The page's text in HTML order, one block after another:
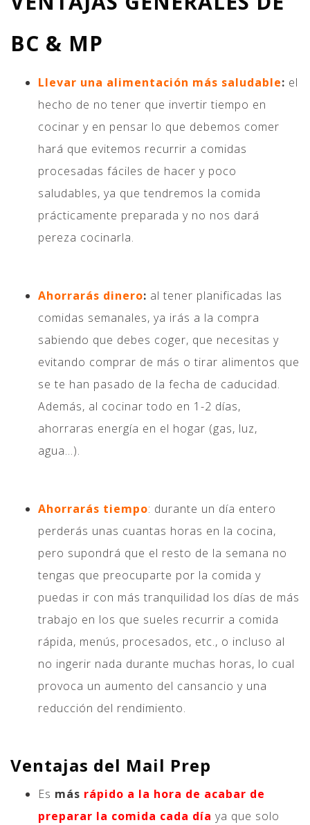
BC & MP
Llevar una alimentación más saludable: el
hecho de no tener que invertir tiempo en
cocinar y en pensar lo que debemos comer
hará que evitemos recurrir a comidas
procesadas fáciles de hacer y poco
saludables, ya que tendremos la comida
prácticamente preparada y no nos dará
pereza cocinarla.
Ahorrarás dinero: al tener planificadas las
comidas semanales, ya irás a la compra
sabiendo que debes coger, que necesitas y
evitando comprar de más o tirar alimentos que
se te han pasado de la fecha de caducidad.
Además, al cocinar todo en 1-2 días,
ahorraras energía en el hogar (gas, luz,
agua…).
Ahorrarás tiempo: durante un día entero
perderás unas cuantas horas en la cocina,
pero supondrá que el resto de la semana no
tengas que preocuparte por la comida y
puedas ir con más tranquilidad los días de más
trabajo en los que sueles recurrir a comida
rápida, menús, procesados, etc., o incluso al
no ingerir nada durante muchas horas, lo cual
provoca un aumento del cansancio y una
reducción del rendimiento.
Ventajas del Mail Prep
Es más rápido a la hora de acabar de
preparar la comida cada día ya que solo